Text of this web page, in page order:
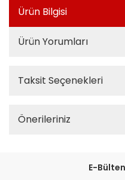
Ürün Bilgisi
Ürün Yorumları
Taksit Seçenekleri
Önerileriniz
E-